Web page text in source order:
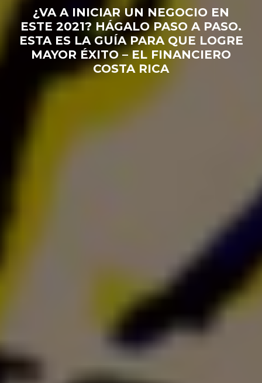
¿VA A INICIAR UN NEGOCIO EN
ESTE 2021? HÁGALO PASO A PASO.
ESTA ES LA GUÍA PARA QUE LOGRE
MAYOR ÉXITO – EL FINANCIERO
COSTA RICA